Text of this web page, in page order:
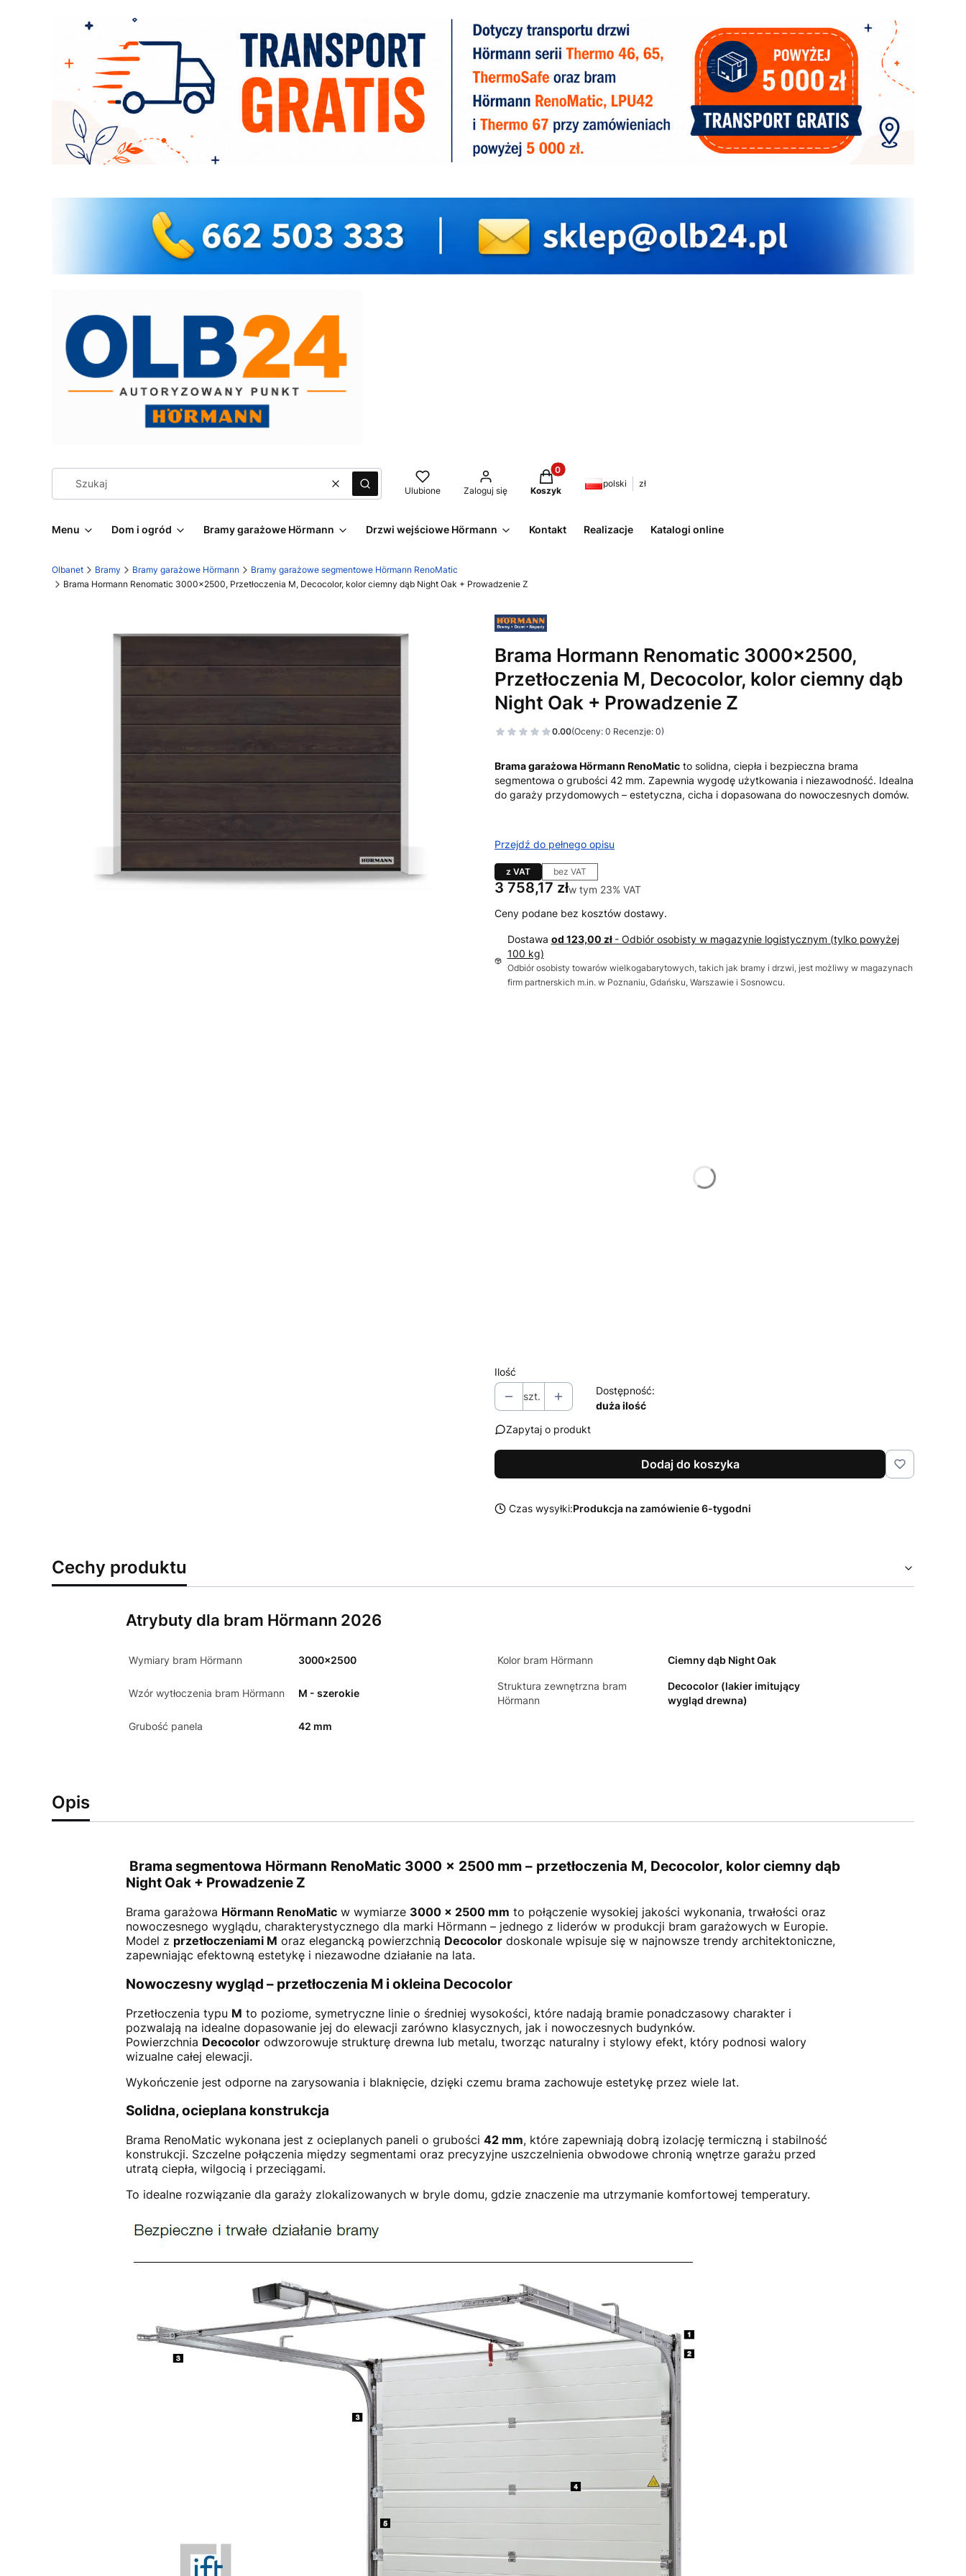
WyczyśćSzukaj Ulubione Zaloguj się
Produkty w koszyku: 0. Zobacz szczegóły
Koszyk
polski zł
Menu Dom i ogród Bramy garażowe Hörmann Drzwi wejściowe Hörmann Kontakt Realizacje Katalogi online
Olbanet Bramy Bramy garażowe Hörmann
Bramy garażowe segmentowe Hörmann RenoMatic
Brama Hormann Renomatic 3000x2500, Przetłoczenia M, Decocolor, kolor ciemny dąb Night Oak + Prowadzenie Z
Brama Hormann Renomatic 3000x2500,
Przetłoczenia M, Decocolor, kolor ciemny dąb
Night Oak + Prowadzenie Z
0.00(Oceny: 0 Recenzje: 0)
Brama garażowa Hörmann RenoMatic to solidna, ciepła i bezpieczna brama
segmentowa o grubości 42 mm. Zapewnia wygodę użytkowania i niezawodność. Idealna
do garaży przydomowych – estetyczna, cicha i dopasowana do nowoczesnych domów.
Przejdź do pełnego opisu
z VAT bez VAT
Cena
3 758,17 złw tym 23% VAT
w tym 23% VAT
Ceny podane bez kosztów dostawy.
Dostawa od 123,00 zł - Odbiór osobisty w magazynie logistycznym (tylko powyżej
100 kg)
Odbiór osobisty towarów wielkogabarytowych, takich jak bramy i drzwi, jest możliwy w magazynach
firm partnerskich m.in. w Poznaniu, Gdańsku, Warszawie i Sosnowcu.
Ilość
szt.
Dostępność:
duża ilość
Zapytaj o produkt
Dodaj do koszyka
Czas wysyłki:Produkcja na zamówienie 6-tygodni
Cechy produktu
Atrybuty dla bram Hörmann 2026
Wymiary bram Hörmann 3000x2500 Kolor bram Hörmann Ciemny dąb Night Oak
Wzór wytłoczenia bram Hörmann M - szerokie
Struktura zewnętrzna bram
Hörmann
Decocolor (lakier imitujący
wygląd drewna)
Grubość panela 42 mm
Opis
Brama segmentowa Hörmann RenoMatic 3000 × 2500 mm – przetłoczenia M, Decocolor, kolor ciemny dąb
Night Oak + Prowadzenie Z
Brama garażowa Hörmann RenoMaticw wymiarze 3000 × 2500 mm to połączenie wysokiej jakości wykonania, trwałości oraz
nowoczesnego wyglądu, charakterystycznego dla marki Hörmann – jednego z liderów w produkcji bram garażowych w Europie.
Model z przetłoczeniami M oraz elegancką powierzchnią Decocolordoskonale wpisuje się w najnowsze trendy architektoniczne,
zapewniając efektowną estetykę i niezawodne działanie na lata.
Nowoczesny wygląd – przetłoczenia M i okleina Decocolor
Przetłoczenia typu M to poziome, symetryczne linie o średniej wysokości, które nadają bramie ponadczasowy charakter i
pozwalają na idealne dopasowanie jej do elewacji zarówno klasycznych, jak i nowoczesnych budynków.
Powierzchnia Decocolorodwzorowuje strukturę drewna lub metalu, tworząc naturalny i stylowy efekt, który podnosi walory
wizualne całej elewacji.
Wykończenie jest odporne na zarysowania i blaknięcie, dzięki czemu brama zachowuje estetykę przez wiele lat.
Solidna, ocieplana konstrukcja
Brama RenoMatic wykonana jest z ocieplanych paneli o grubości 42 mm, które zapewniają dobrą izolację termiczną i stabilność
konstrukcji. Szczelne połączenia między segmentami oraz precyzyjne uszczelnienia obwodowe chronią wnętrze garażu przed
utratą ciepła, wilgocią i przeciągami.
To idealne rozwiązanie dla garaży zlokalizowanych w bryle domu, gdzie znaczenie ma utrzymanie komfortowej temperatury.